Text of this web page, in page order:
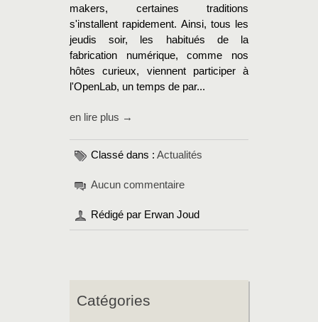
makers, certaines traditions
s'installent rapidement. Ainsi, tous les
jeudis soir, les habitués de la
fabrication numérique, comme nos
hôtes curieux, viennent participer à
l'OpenLab, un temps de par...
en lire plus →
Classé dans : Actualités
Aucun commentaire
Rédigé par Erwan Joud
Catégories